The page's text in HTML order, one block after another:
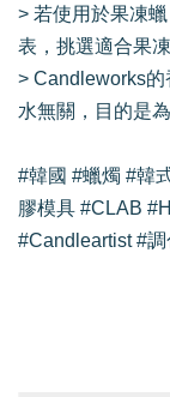
> 若使用於果凍
表，挑選適合果
> Candleworks
水無關，目的是
#韓國 #蠟燭 #韓
膠模具 #CLAB
#Candleartist #